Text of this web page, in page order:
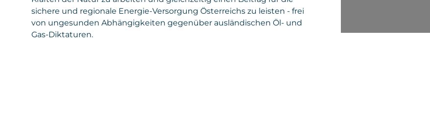
sichere und regionale Energie-Versorgung Österreichs zu leisten - frei
von ungesunden Abhängigkeiten gegenüber ausländischen Öl- und
Gas-Diktaturen.